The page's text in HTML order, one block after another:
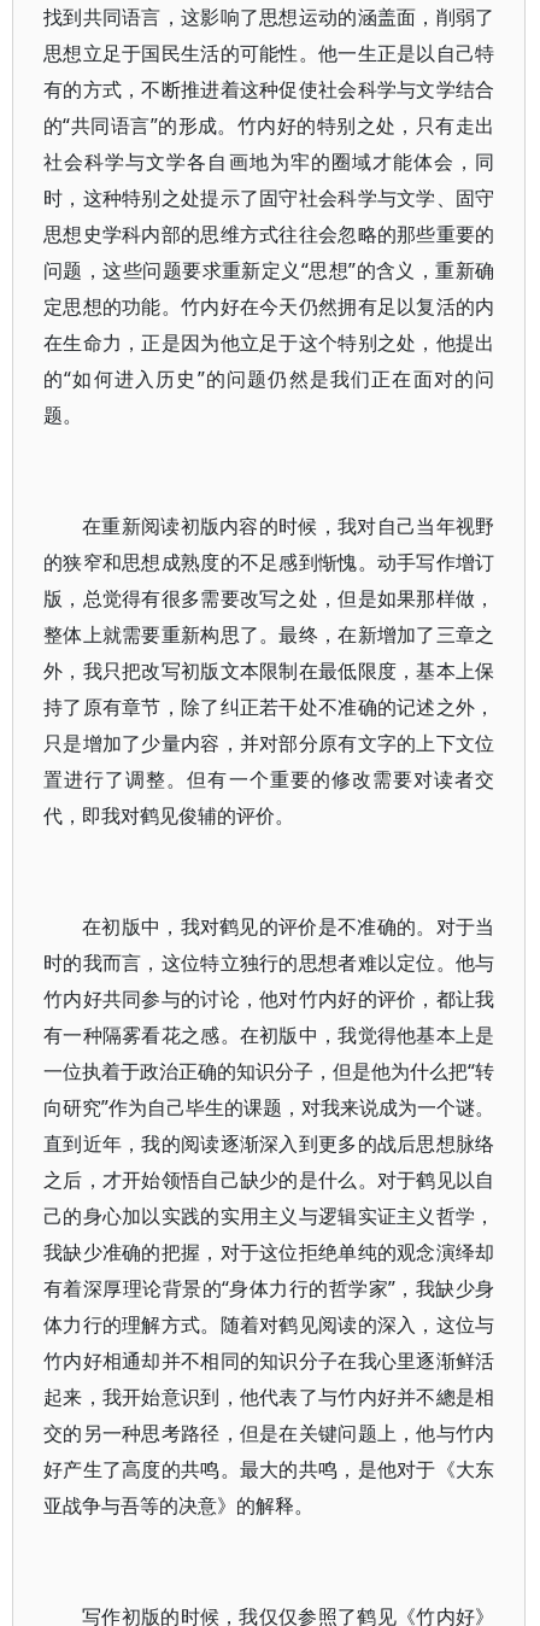
找到共同语言，这影响了思想运动的涵盖面，削弱了
思想立足于国民生活的可能性。他一生正是以自己特
有的方式，不断推进着这种促使社会科学与文学结合
的“共同语言”的形成。竹内好的特别之处，只有走出
社会科学与文学各自画地为牢的圈域才能体会，同
时，这种特别之处提示了固守社会科学与文学、固守
思想史学科内部的思维方式往往会忽略的那些重要的
问题，这些问题要求重新定义“思想”的含义，重新确
定思想的功能。竹内好在今天仍然拥有足以复活的内
在生命力，正是因为他立足于这个特别之处，他提出
的“如何进入历史”的问题仍然是我们正在面对的问
题。
在重新阅读初版内容的时候，我对自己当年视野
的狭窄和思想成熟度的不足感到惭愧。动手写作增订
版，总觉得有很多需要改写之处，但是如果那样做，
整体上就需要重新构思了。最终，在新增加了三章之
外，我只把改写初版文本限制在最低限度，基本上保
持了原有章节，除了纠正若干处不准确的记述之外，
只是增加了少量内容，并对部分原有文字的上下文位
置进行了调整。但有一个重要的修改需要对读者交
代，即我对鹤见俊辅的评价。
在初版中，我对鹤见的评价是不准确的。对于当
时的我而言，这位特立独行的思想者难以定位。他与
竹内好共同参与的讨论，他对竹内好的评价，都让我
有一种隔雾看花之感。在初版中，我觉得他基本上是
一位执着于政治正确的知识分子，但是他为什么把“转
向研究”作为自己毕生的课题，对我来说成为一个谜。
直到近年，我的阅读逐渐深入到更多的战后思想脉络
之后，才开始领悟自己缺少的是什么。对于鹤见以自
己的身心加以实践的实用主义与逻辑实证主义哲学，
我缺少准确的把握，对于这位拒绝单纯的观念演绎却
有着深厚理论背景的“身体力行的哲学家”，我缺少身
体力行的理解方式。随着对鹤见阅读的深入，这位与
竹内好相通却并不相同的知识分子在我心里逐渐鲜活
起来，我开始意识到，他代表了与竹内好并不總是相
交的另一种思考路径，但是在关键问题上，他与竹内
好产生了高度的共鸣。最大的共鸣，是他对于《大东
亚战争与吾等的决意》的解释。
写作初版的时候，我仅仅参照了鹤见《竹内好》